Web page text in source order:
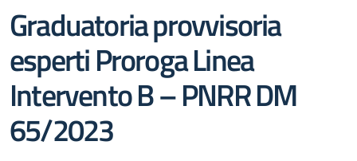
Graduatoria provvisoria
esperti Proroga Linea
Intervento B – PNRR DM
65/2023